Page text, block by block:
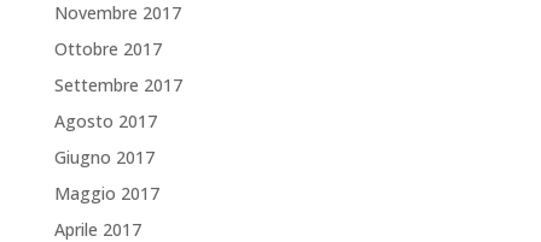
Novembre 2017
Ottobre 2017
Settembre 2017
Agosto 2017
Giugno 2017
Maggio 2017
Aprile 2017